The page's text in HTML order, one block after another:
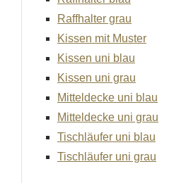
Raffhalter grau
Kissen mit Muster
Kissen uni blau
Kissen uni grau
Mitteldecke uni blau
Mitteldecke uni grau
Tischläufer uni blau
Tischläufer uni grau